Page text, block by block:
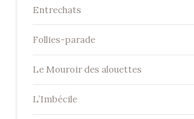
Entrechats
Follies-parade
Le Mouroir des alouettes
L’Imbécile